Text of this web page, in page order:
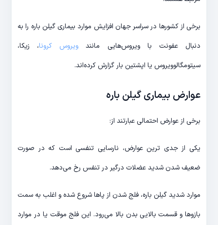
برخی از کشورها در سراسر جهان افزایش موارد بیماری گیلن باره را به
دنبال عفونت با ویروس‌هایی مانند ویروس کرونا، زیکا،
سیتومگالوویروس یا اپشتین بار گزارش کرده‌اند.
عوارض بیماری گیلن باره
برخی از عوارض احتمالی عبارتند از:
یکی از جدی ترین عوارض، نارسایی تنفسی است که در صورت
ضعیف شدن شدید عضلات درگیر در تنفس رخ می‌دهد.
موارد شدید گیلن باره، فلج شدن از پاها شروع شده و اغلب به سمت
بازوها و قسمت بالایی بدن بالا می‌رود. این فلج موقت یا در موارد